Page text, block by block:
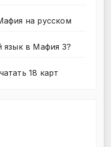
на русском
язык в Мафия 3?
18 карт